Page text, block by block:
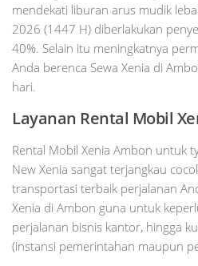
mendekati liburan arus mudik
2026 (1447 H) diberlakukan
40%. Selain itu meningkatnya
Anda berenca Sewa Xenia di
hari.
Layanan Rental Mobil
Rental Mobil Xenia Ambon untuk
New Xenia sangat terjangkau
transportasi terbaik perjalanan
Xenia di Ambon guna untuk
perjalanan bisnis kantor, hingga
(instansi pemerintahan maupun